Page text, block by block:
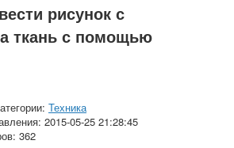
рисунок с
ткань с помощью
Техника
2015-05-25 21:28:45
362